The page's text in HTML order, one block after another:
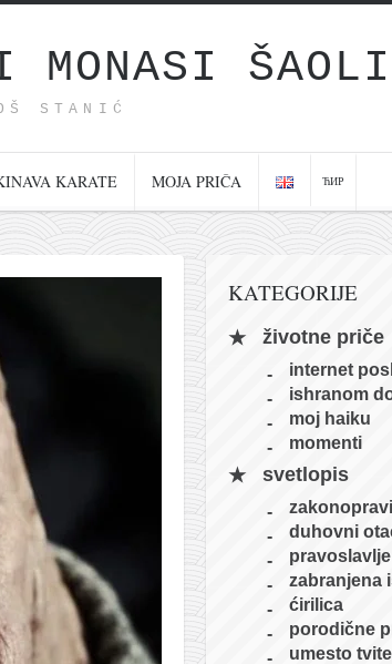
STANIĆ
KARATE MOJA PRIČA ЋИР
KATEGORIJE
životne priče
internet
ishranom
moj haiku
momenti
svetlopis
duhovni
pravoslavlje
zabranjena
ćirilica
porodične
umesto